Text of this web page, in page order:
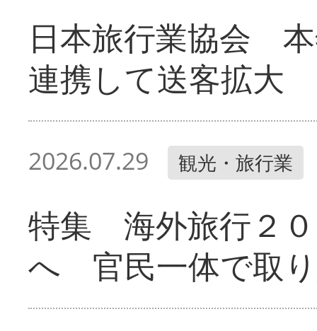
日本旅行業協会
連携して送客拡大
2026.07.29 観光・旅行業
特集 海外旅行２
へ 官民一体で取